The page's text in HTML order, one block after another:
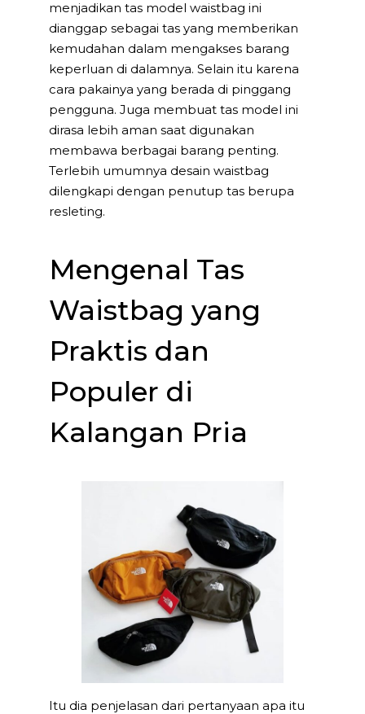
menjadikan tas model waistbag ini
dianggap sebagai tas yang memberikan
kemudahan dalam mengakses barang
keperluan di dalamnya. Selain itu karena
cara pakainya yang berada di pinggang
pengguna. Juga membuat tas model ini
dirasa lebih aman saat digunakan
membawa berbagai barang penting.
Terlebih umumnya desain waistbag
dilengkapi dengan penutup tas berupa
resleting.
Mengenal Tas
Waistbag yang
Praktis dan
Populer di
Kalangan Pria
Itu dia penjelasan dari pertanyaan apa itu